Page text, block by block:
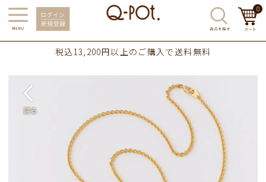
0
税込13,200円以上のご購入で送料無料